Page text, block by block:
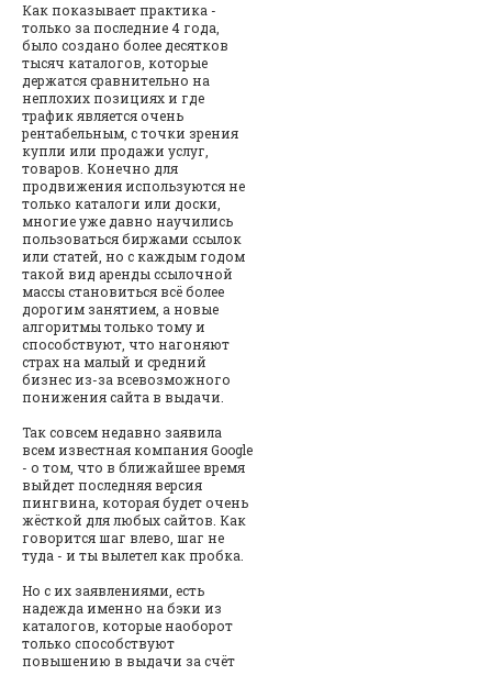
Как показывает практика -
только за последние 4 года,
было создано более десятков
тысяч каталогов, которые
держатся сравнительно на
неплохих позициях и где
трафик является очень
рентабельным, с точки зрения
купли или продажи услуг,
товаров. Конечно для
продвижения используются не
только каталоги или доски,
многие уже давно научились
пользоваться биржами ссылок
или статей, но с каждым годом
такой вид аренды ссылочной
массы становиться всё более
дорогим занятием, а новые
алгоритмы только тому и
способствуют, что нагоняют
страх на малый и средний
бизнес из-за всевозможного
понижения сайта в выдачи.
Так совсем недавно заявила
всем известная компания Google
- о том, что в ближайшее время
выйдет последняя версия
пингвина, которая будет очень
жёсткой для любых сайтов. Как
говорится шаг влево, шаг не
туда - и ты вылетел как пробка.
Но с их заявлениями, есть
надежда именно на бэки из
каталогов, которые наоборот
только способствуют
повышению в выдачи за счёт